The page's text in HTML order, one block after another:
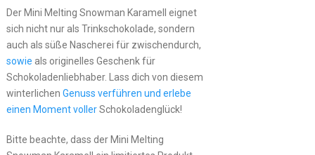
Der Mini Melting Snowman Karamell eignet
sich nicht nur als Trinkschokolade, sondern
auch als süße Nascherei für zwischendurch,
sowie als originelles Geschenk für
Schokoladenliebhaber. Lass dich von diesem
winterlichen Genuss verführen und erlebe
einen Moment vollerSchokoladenglück!
Bitte beachte, dass der Mini Melting